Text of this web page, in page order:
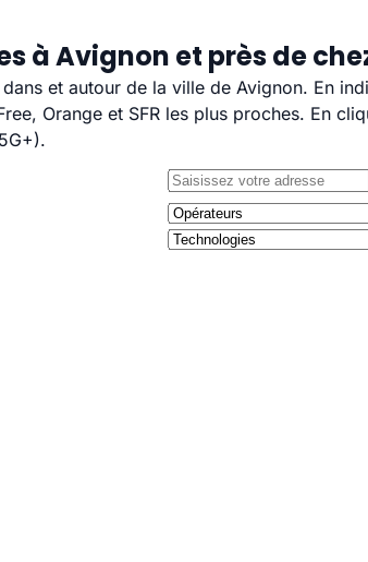
à Avignon et près de
et autour de la ville de Avignon. En
Orange et SFR les plus proches. En